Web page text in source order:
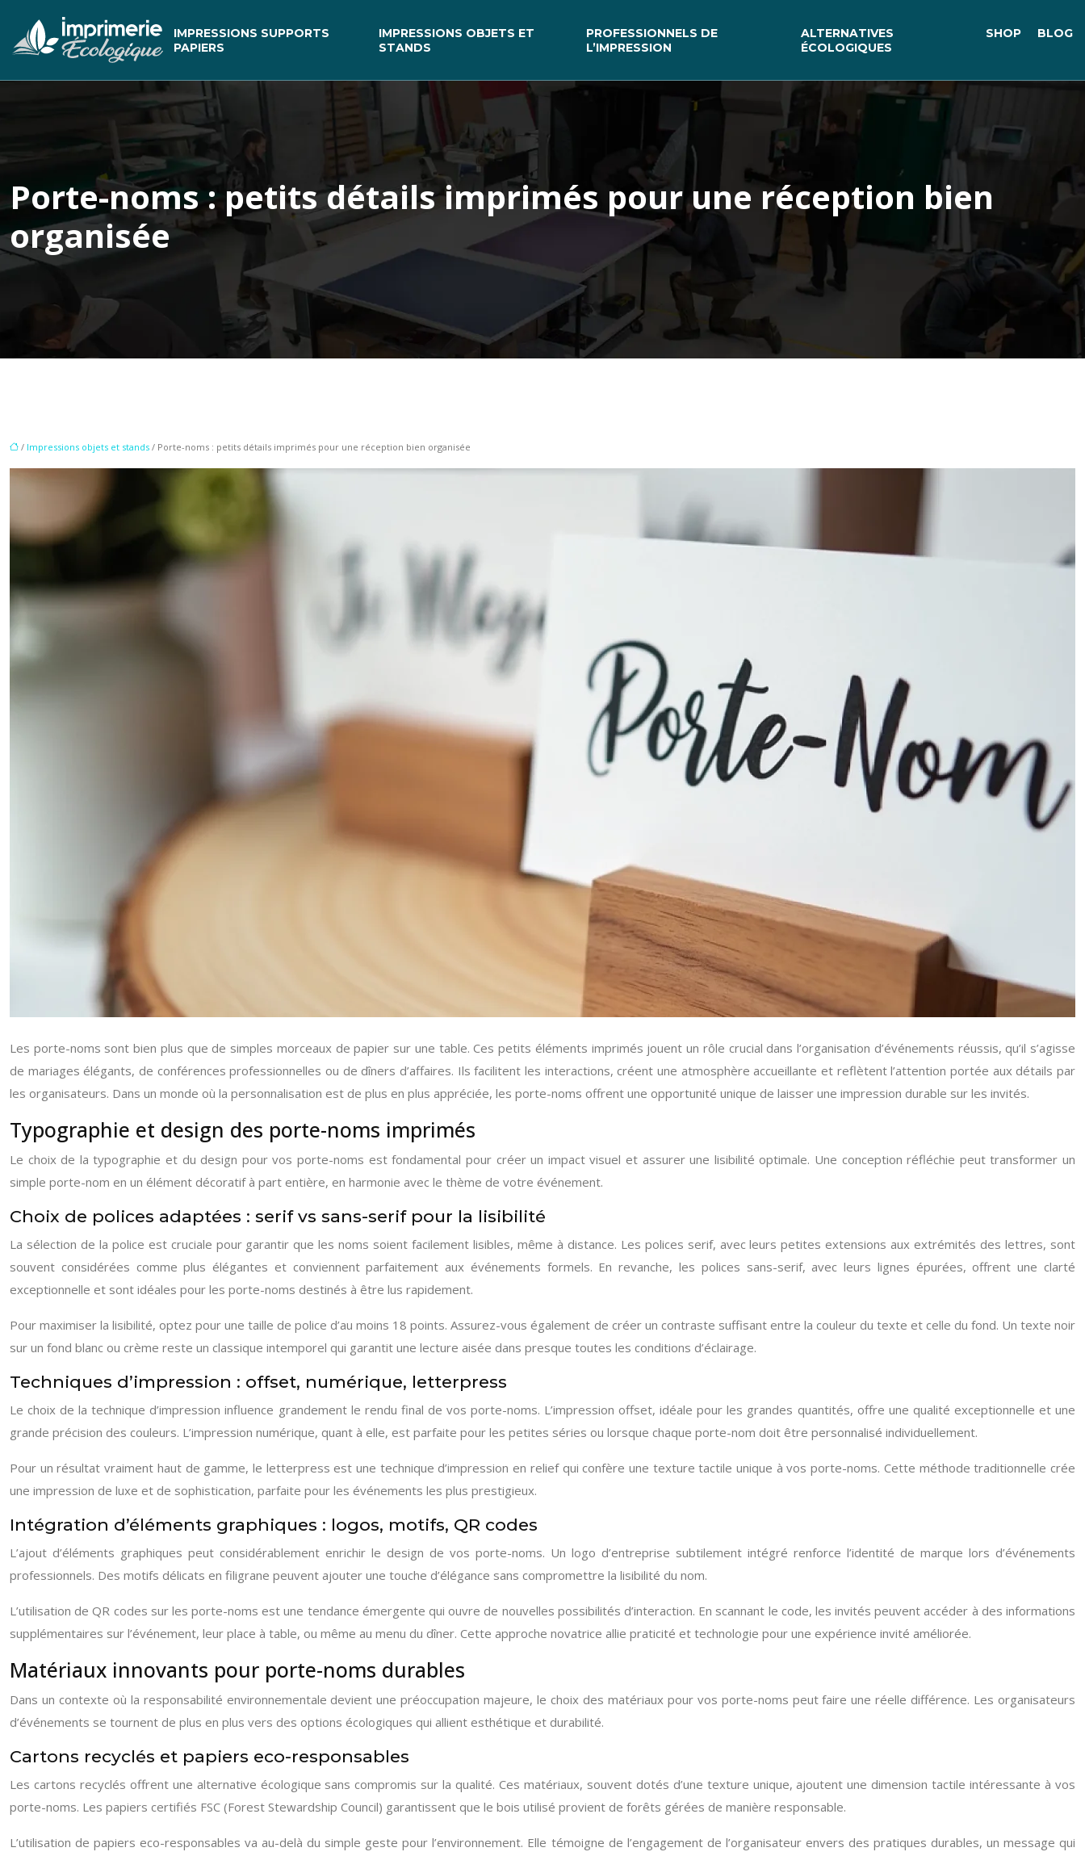
IMPRESSIONS SUPPORTS
PAPIERS
IMPRESSIONS OBJETS ET
STANDS
PROFESSIONNELS DE
L’IMPRESSION
ALTERNATIVES
ÉCOLOGIQUES
SHOP BLOG
Porte-noms : petits détails imprimés pour une réception bien
organisée
/ Impressions objets et stands / Porte-noms : petits détails imprimés pour une réception bien organisée
Les porte-noms sont bien plus que de simples morceaux de papier sur une table. Ces petits éléments imprimés jouent un rôle crucial dans l’organisation d’événements réussis, qu’il s’agisse
de mariages élégants, de conférences professionnelles ou de dîners d’affaires. Ils facilitent les interactions, créent une atmosphère accueillante et reflètent l’attention portée aux détails par
les organisateurs. Dans un monde où la personnalisation est de plus en plus appréciée, les porte-noms offrent une opportunité unique de laisser une impression durable sur les invités.
Typographie et design des porte-noms imprimés
Le choix de la typographie et du design pour vos porte-noms est fondamental pour créer un impact visuel et assurer une lisibilité optimale. Une conception réfléchie peut transformer un
simple porte-nom en un élément décoratif à part entière, en harmonie avec le thème de votre événement.
Choix de polices adaptées : serif vs sans-serif pour la lisibilité
La sélection de la police est cruciale pour garantir que les noms soient facilement lisibles, même à distance. Les polices serif, avec leurs petites extensions aux extrémités des lettres, sont
souvent considérées comme plus élégantes et conviennent parfaitement aux événements formels. En revanche, les polices sans-serif, avec leurs lignes épurées, offrent une clarté
exceptionnelle et sont idéales pour les porte-noms destinés à être lus rapidement.
Pour maximiser la lisibilité, optez pour une taille de police d’au moins 18 points. Assurez-vous également de créer un contraste suffisant entre la couleur du texte et celle du fond. Un texte noir
sur un fond blanc ou crème reste un classique intemporel qui garantit une lecture aisée dans presque toutes les conditions d’éclairage.
Techniques d’impression : offset, numérique, letterpress
Le choix de la technique d’impression influence grandement le rendu final de vos porte-noms. L’impression offset, idéale pour les grandes quantités, offre une qualité exceptionnelle et une
grande précision des couleurs. L’impression numérique, quant à elle, est parfaite pour les petites séries ou lorsque chaque porte-nom doit être personnalisé individuellement.
Pour un résultat vraiment haut de gamme, le letterpress est une technique d’impression en relief qui confère une texture tactile unique à vos porte-noms. Cette méthode traditionnelle crée
une impression de luxe et de sophistication, parfaite pour les événements les plus prestigieux.
Intégration d’éléments graphiques : logos, motifs, QR codes
L’ajout d’éléments graphiques peut considérablement enrichir le design de vos porte-noms. Un logo d’entreprise subtilement intégré renforce l’identité de marque lors d’événements
professionnels. Des motifs délicats en filigrane peuvent ajouter une touche d’élégance sans compromettre la lisibilité du nom.
L’utilisation de QR codes sur les porte-noms est une tendance émergente qui ouvre de nouvelles possibilités d’interaction. En scannant le code, les invités peuvent accéder à des informations
supplémentaires sur l’événement, leur place à table, ou même au menu du dîner. Cette approche novatrice allie praticité et technologie pour une expérience invité améliorée.
Matériaux innovants pour porte-noms durables
Dans un contexte où la responsabilité environnementale devient une préoccupation majeure, le choix des matériaux pour vos porte-noms peut faire une réelle différence. Les organisateurs
d’événements se tournent de plus en plus vers des options écologiques qui allient esthétique et durabilité.
Cartons recyclés et papiers eco-responsables
Les cartons recyclés offrent une alternative écologique sans compromis sur la qualité. Ces matériaux, souvent dotés d’une texture unique, ajoutent une dimension tactile intéressante à vos
porte-noms. Les papiers certifiés FSC (Forest Stewardship Council) garantissent que le bois utilisé provient de forêts gérées de manière responsable.
L’utilisation de papiers eco-responsables va au-delà du simple geste pour l’environnement. Elle témoigne de l’engagement de l’organisateur envers des pratiques durables, un message qui